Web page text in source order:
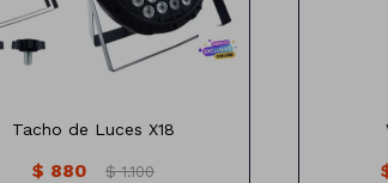
Tacho de Luces X18
$ 880 $ 1.100